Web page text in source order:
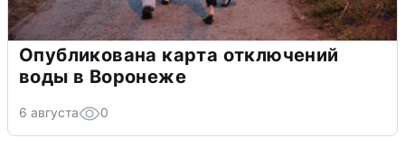
Опубликована карта отключений
воды в Воронеже
6 августа 0